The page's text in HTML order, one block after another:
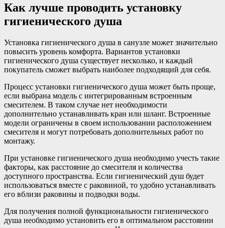
Как лучше проводить установку
гигиенического душа
Установка гигиенического душа в санузле может значительно
повысить уровень комфорта. Вариантов установки
гигиенического душа существует несколько, и каждый
покупатель сможет выбрать наиболее подходящий для себя.
Процесс установки гигиенического душа может быть проще,
если выбрана модель с интегрированным встроенным
смесителем. В таком случае нет необходимости
дополнительно устанавливать кран или шланг. Встроенные
модели ограничены в своем использовании расположением
смесителя и могут потребовать дополнительных работ по
монтажу.
При установке гигиенического душа необходимо учесть такие
факторы, как расстояние до смесителя и количества
доступного пространства. Если гигиенический душ будет
использоваться вместе с раковиной, то удобно устанавливать
его вблизи раковины и подводки воды.
Для получения полной функциональности гигиенического
душа необходимо установить его в оптимальном расстоянии